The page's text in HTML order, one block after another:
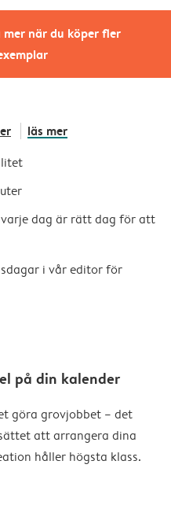
när du köper fler
läs mer
dag är rätt dag för att
i vår editor för
på din kalender
göra grovjobbet – det
att arrangera dina
håller högsta klass.